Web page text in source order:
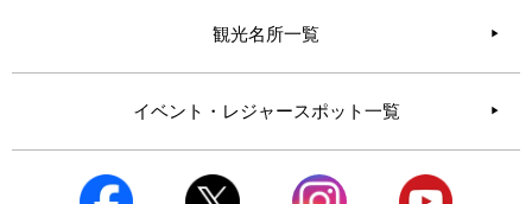
観光名所一覧
イベント・レジャースポット一覧